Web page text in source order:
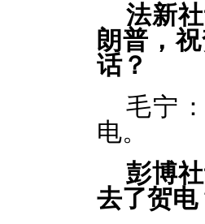
法新
朗普，
话？
毛宁：
电。
彭博
去了贺电